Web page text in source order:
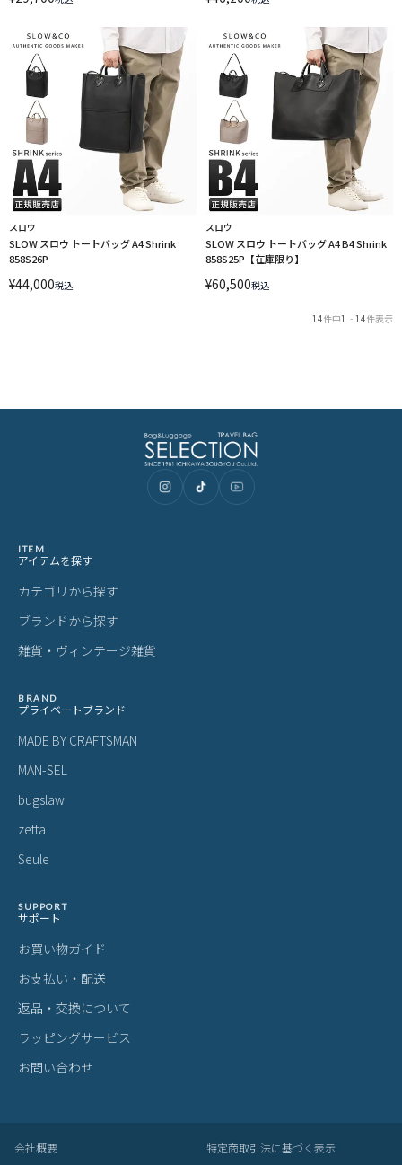
スロウ
SLOW スロウ トートバッグ A4 Shrink
858S26P
¥44,000税込
スロウ
SLOW スロウ トートバッグ A4 B4 Shrink
858S25P【在庫限り】
¥60,500税込
14件中1 - 14件表示
ITEM
アイテムを探す
カテゴリから探す
ブランドから探す
雑貨・ヴィンテージ雑貨
BRAND
プライベートブランド
MADE BY CRAFTSMAN
MAN-SEL
bugslaw
zetta
Seule
SUPPORT
サポート
お買い物ガイド
お支払い・配送
返品・交換について
ラッピングサービス
お問い合わせ
会社概要 特定商取引法に基づく表示